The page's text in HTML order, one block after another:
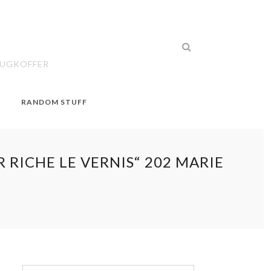
RANDOM STUFF
RICHE LE VERNIS“ 202 MARIE